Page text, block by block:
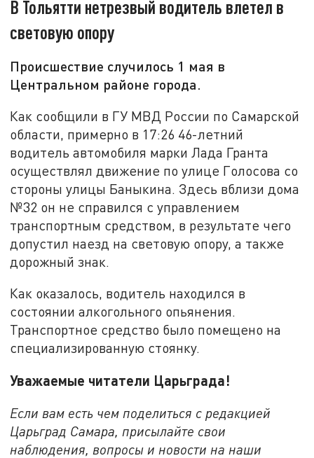
В Тольятти нетрезвый водитель влетел в
световую опору
Происшествие случилось 1 мая в
Центральном районе города.
Как сообщили в ГУ МВД России по Самарской
области, примерно в 17:26 46-летний
водитель автомобиля марки Лада Гранта
осуществлял движение по улице Голосова со
стороны улицы Баныкина. Здесь вблизи дома
№32 он не справился с управлением
транспортным средством, в результате чего
допустил наезд на световую опору, а также
дорожный знак.
Как оказалось, водитель находился в
состоянии алкогольного опьянения.
Транспортное средство было помещено на
специализированную стоянку.
Уважаемые читатели Царьграда!
Если вам есть чем поделиться с редакцией
Царьград Самара, присылайте свои
наблюдения, вопросы и новости на наши